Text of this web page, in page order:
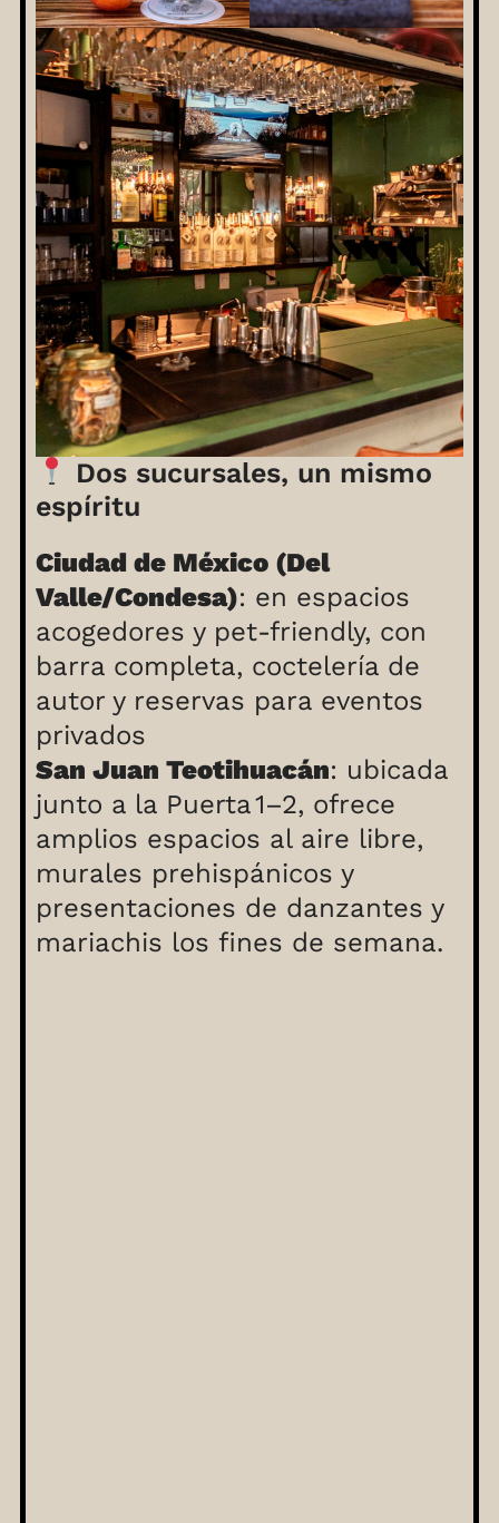
Dos sucursales, un mismo
espíritu
Ciudad de México (Del
Valle/Condesa): en espacios
acogedores y pet‑friendly, con
barra completa, coctelería de
autor y reservas para eventos
privados
San Juan Teotihuacán: ubicada
junto a la Puerta 1–2, ofrece
amplios espacios al aire libre,
murales prehispánicos y
presentaciones de danzantes y
mariachis los fines de semana.